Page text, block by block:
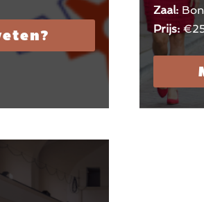
Zaal:
Prijs: